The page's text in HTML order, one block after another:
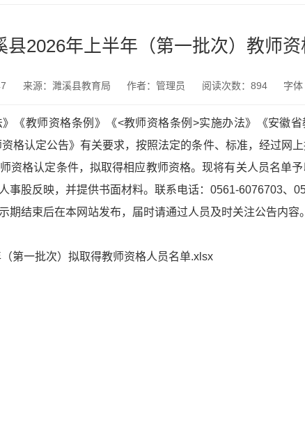
县2026年上半年（第一批次）教师
来源：濉溪县教育局 作者：管理员 阅读次数： 894 字体
《教师资格条例》《<教师资格条例>实施办法》《安徽
格认定公告》有关要求，按照法定的条件、标准，经过网
资格认定条件，拟取得相应教师资格。现将有关人员名单
事股反映，并提供书面材料。联系电话：0561-6076703、
期结束后在本网站发布，届时请通过人员及时关注公告内容。
第一批次）拟取得教师资格人员名单.xlsx